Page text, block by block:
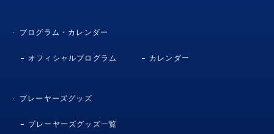
プログラム・カレンダー
オフィシャルプログラム カレンダー
プレーヤーズグッズ
プレーヤーズグッズ一覧